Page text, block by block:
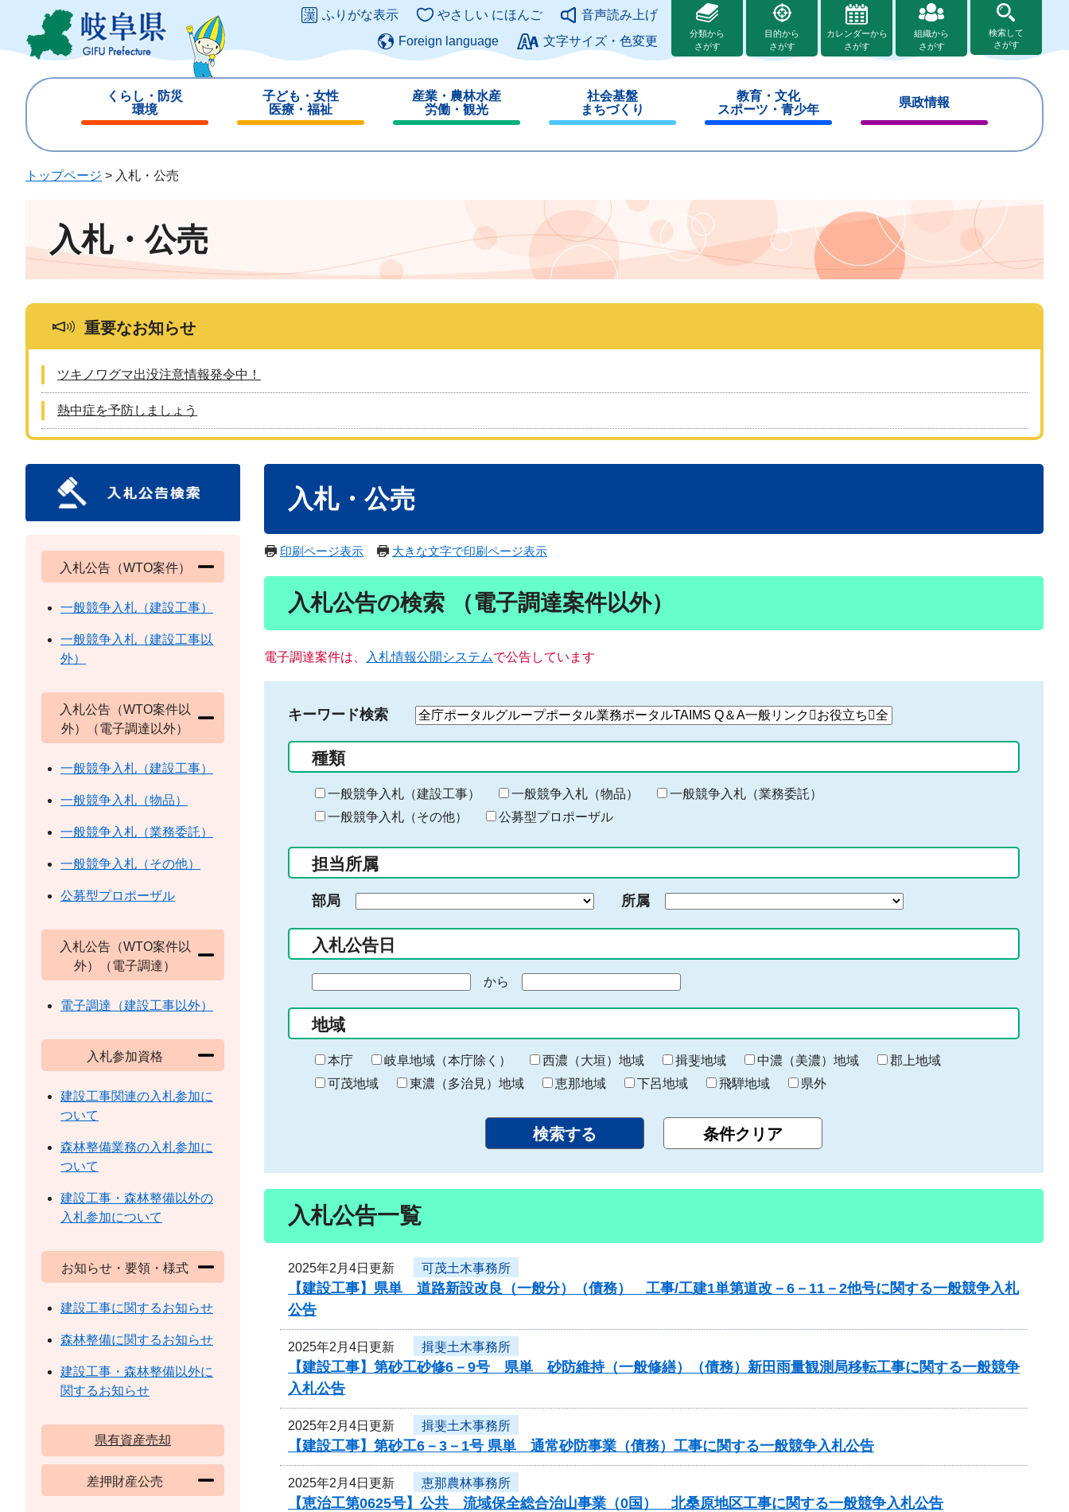
ジ
ュ
このページの本文へ
ふりがな表示 やさしい にほんご
音声読み上げ
Foreign language
文字サイズ・色変更
分類から
さがす
目的から
さがす
カレンダーから
さがす
組織から
さがす
検索して
さがす
くらし・防災
環境
じ
子ども・女性
医療・福祉
じ
産業・農林水産
労働・観光
じ
社会基盤
まちづくり
じ
教育・文化
スポーツ・青少年
じ
県政情報
じ
トップページ > 入札・公売
入札・公売
重要なお知らせ
ツキノワグマ出没注意情報発令中！
熱中症を予防しましょう
入札・公売
印刷ページ表示 大きな文字で印刷ページ表示
入札公告の検索 （電子調達案件以外）
電子調達案件は、 入札情報公開システムで公告しています
キーワード検索
検
る
キ
ー
ー
入
力
種類
一般競争入札（建設工事） 一般競争入札（物品）
一般競争入札（業務委託）
一般競争入札（その他）
公募型プロポーザル
担当所属
部局 所属
入札公告日
の
始
ま
り
から
終
わ
り
地域
本庁 岐阜地域（本庁除く） 西濃（大垣）地域 揖斐地域 中濃（美濃）地域
郡上地域
可茂地域
東濃（多治見）地域 恵那地域 下呂地域 飛騨地域 県外
入札公告一覧
2025年2月4日更新 可茂土木事務所
【建設工事】県単 道路新設改良（一般分）（債務） 工事/工建1単第道改－6－11－2他号に関する一般競争入札
公告
2025年2月4日更新 揖斐土木事務所
【建設工事】第砂工砂修6－9号 県単 砂防維持（一般修繕）（債務）新田雨量観測局移転工事に関する一般競争
入札公告
2025年2月4日更新 揖斐土木事務所
【建設工事】第砂工6－3－1号 県単 通常砂防事業（債務）工事に関する一般競争入札公告
2025年2月4日更新 恵那農林事務所
【恵治工第0625号】公共 流域保全総合治山事業（0国） 北桑原地区工事に関する一般競争入札公告
入札公告（WTO案件）
一般競争入札（建設工事）
一般競争入札（建設工事以
外）
入札公告（WTO案件以
外）（電子調達以外）
一般競争入札（建設工事）
一般競争入札（物品）
一般競争入札（業務委託）
一般競争入札（その他）
公募型プロポーザル
入札公告（WTO案件以
外）（電子調達）
電子調達（建設工事以外）
入札参加資格
建設工事関連の入札参加に
ついて
森林整備業務の入札参加に
ついて
建設工事・森林整備以外の
入札参加について
お知らせ・要領・様式
建設工事に関するお知らせ
森林整備に関するお知らせ
建設工事・森林整備以外に
関するお知らせ
県有資産売却
差押財産公売